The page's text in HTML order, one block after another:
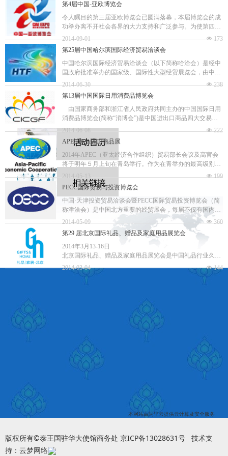
第4届中国-亚欧博览会
令人瞩目的第三届亚欧博览会已圆满落幕，本届博览会的成
功举办离不开社会各界的大力支持和广泛参与。为使第四届
亚欧博览会更有创新、更有品味、更上水平，现面向社会各
本次
넶 173
2014-09-01
第25届中国哈尔滨国际经济贸易洽谈会
中国哈尔滨国际经济贸易洽谈会（以下简称哈洽会）是经中
国政府批准举办的国家级、国际性大型经贸展览会，由中华
人民共和国商务部、国家发展和改革委员会、中国国际贸易
넶 238
2014-06-30
第13届中国国际日用消费品博览会
由国家商务部和浙江省人民政府共同主办的中国国际日用
消费品博览会(简称“消博会”)是中国进出口商品四大交易会
之一，每年6月在著名的港口城市宁波举办。
第十三届&ldquo
넶 222
2014-06-08
APEC青岛进口商品展
2014年APEC（亚太经济合作组织）贸易部长会议及高官会
将于明年５月上旬在青岛举行。作为在青举办的最高级别会
议，APEC会议不仅将打开世界认识新青岛的窗口，更将为
青岛带来更加国际化的视野和体验。青岛
넶 199
2014-05-13
PECC国际贸易与投资博览会
中国·天津投资贸易洽谈会暨PECC国际贸易投资博览会（简
称津洽会）是中国北方重要的经贸展会，每届不仅有国内众
多省市和企业参展参会，而且吸引了海外几十个国家和地区
的企业和经贸机构来津参会
넶 360
2014-05-09
第29 届北京国际礼品、赠品及家庭用品展览会
2014年3月13-16日
北京国际礼品、赠品及家庭用品展览会是中国礼品行业久负
盛名的品牌展览会，在业内享有极高的美誉度，被称为“中
国北方第一礼品展”。凭借励展华群在中国礼品
넶 144
2014-03-04
本网站由阿里云提供云计算及安全服务
版权所有©泰王国驻华大使馆商务处 京ICP备13028631号 技术支
持：云梦网络